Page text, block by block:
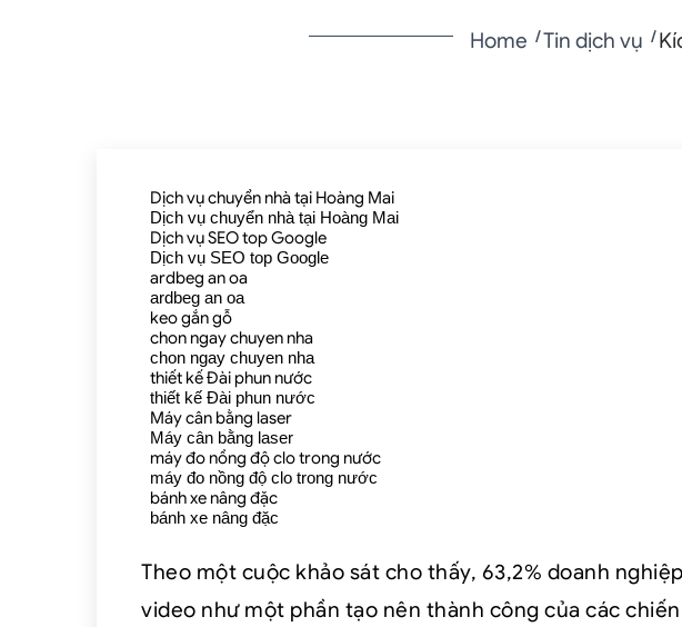
Home Tin dịch vụ
Dịch vụ chuyển nhà tại Hoàng Mai
Dịch vụ chuyển nhà tại Hoàng Mai
Dịch vụ SEO top Google
Dịch vụ SEO top Google
ardbeg an oa
ardbeg an oa
keo gắn gỗ
chon ngay chuyen nha
chon ngay chuyen nha
thiết kế Đài phun nước
thiết kế Đài phun nước
Máy cân bằng laser
Máy cân bằng laser
máy đo nồng độ clo trong nước
máy đo nồng độ clo trong nước
bánh xe nâng đặc
bánh xe nâng đặc
Theo một cuộc khảo sát cho thấy, 63,2% doanh
video như một phần tạo nên thành công của các